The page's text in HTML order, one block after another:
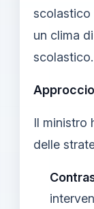
scolastico
un clima
scolastico.
Il ministro
delle